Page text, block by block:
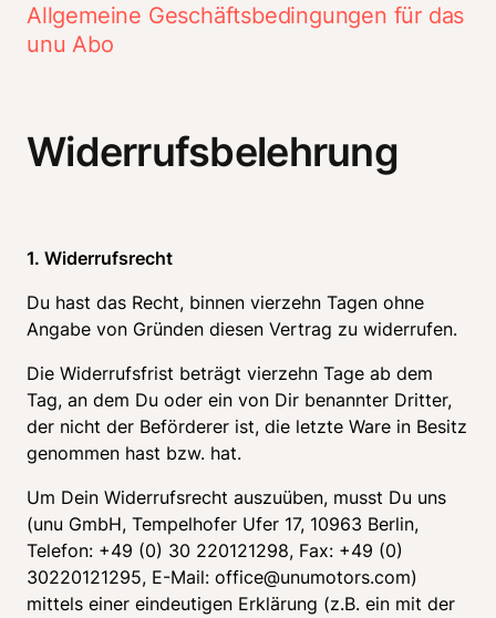
Allgemeine Geschäftsbedingungen für das
unu Abo
Widerrufsbelehrung
1. Widerrufsrecht
Du hast das Recht, binnen vierzehn Tagen ohne
Angabe von Gründen diesen Vertrag zu widerrufen.
Die Widerrufsfrist beträgt vierzehn Tage ab dem
Tag, an dem Du oder ein von Dir benannter Dritter,
der nicht der Beförderer ist, die letzte Ware in Besitz
genommen hast bzw. hat.
Um Dein Widerrufsrecht auszuüben, musst Du uns
(unu GmbH, Tempelhofer Ufer 17, 10963 Berlin,
Telefon: +49 (0) 30 220121298, Fax: +49 (0)
30220121295, E-Mail: office@unumotors.com)
mittels einer eindeutigen Erklärung (z.B. ein mit der